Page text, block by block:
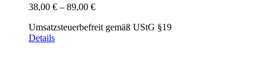
38,00 € – 89,00 €Preisspanne:
bis
Umsatzsteuerbefreit gemäß UStG §19
Details